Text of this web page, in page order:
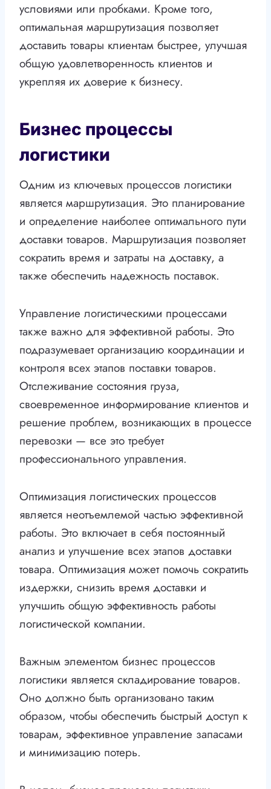
условиями или пробками. Кроме того,
оптимальная маршрутизация позволяет
доставить товары клиентам быстрее, улучшая
общую удовлетворенность клиентов и
укрепляя их доверие к бизнесу.
Бизнес процессы
логистики
Одним из ключевых процессов логистики
является маршрутизация. Это планирование
и определение наиболее оптимального пути
доставки товаров. Маршрутизация позволяет
сократить время и затраты на доставку, а
также обеспечить надежность поставок.
Управление логистическими процессами
также важно для эффективной работы. Это
подразумевает организацию координации и
контроля всех этапов поставки товаров.
Отслеживание состояния груза,
своевременное информирование клиентов и
решение проблем, возникающих в процессе
перевозки — все это требует
профессионального управления.
Оптимизация логистических процессов
является неотъемлемой частью эффективной
работы. Это включает в себя постоянный
анализ и улучшение всех этапов доставки
товара. Оптимизация может помочь сократить
издержки, снизить время доставки и
улучшить общую эффективность работы
логистической компании.
Важным элементом бизнес процессов
логистики является складирование товаров.
Оно должно быть организовано таким
образом, чтобы обеспечить быстрый доступ к
товарам, эффективное управление запасами
и минимизацию потерь.